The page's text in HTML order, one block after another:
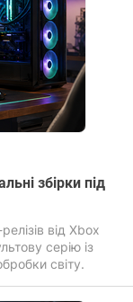
збірки під
від Xbox
серію із
світу.